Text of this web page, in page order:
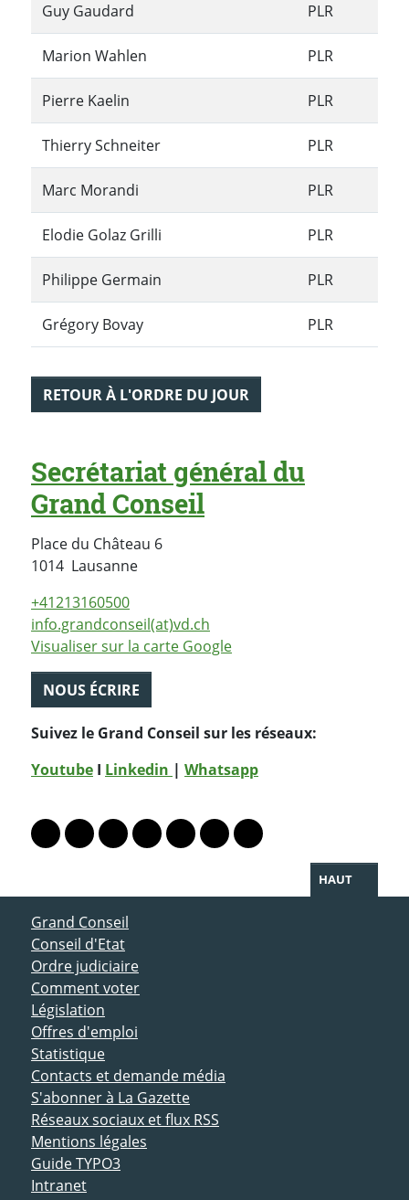
Guy Gaudard PLR
Marion Wahlen PLR
Pierre Kaelin PLR
Thierry Schneiter PLR
Marc Morandi PLR
Elodie Golaz Grilli PLR
Philippe Germain PLR
Grégory Bovay PLR
RETOUR À L'ORDRE DU JOUR
Secrétariat général du
Grand Conseil
Place du Château 6
1014 LausanneSuisse
+41213160500
info.grandconseil(at)vd.ch
Visualiser sur la carte Google
NOUS ÉCRIRE
Suivez le Grand Conseil sur les réseaux:
Youtube I Linkedin | Whatsapp
Lien vers le profil Mastodon
Lien vers le profil Bluesky
Lien vers le profil Instagram
Lien vers le profil Linkedin
Lien vers le profil Facebook
Lien vers le profil Twitter
Partager par WhatsApp
HAUT
ACCÈS DIRECT
Grand Conseil
Conseil d'Etat
Ordre judiciaire
Comment voter
Législation
Offres d'emploi
Statistique
Contacts et demande média
S'abonner à La Gazette
Réseaux sociaux et flux RSS
Mentions légales
Guide TYPO3
Intranet